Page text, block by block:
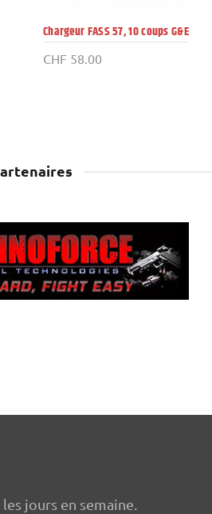
Chargeur FASS 57, 10 coups G&E
CHF 58.00
jours en semaine.